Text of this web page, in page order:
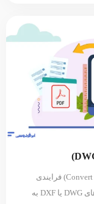
تبدیل فایل اتوکد به پی دی اف (Convert AutoCAD to PDF) فرایندی
است که طی آن نقشه‌های طراحی‌شده با فرمت‌های DWG یا DXF به